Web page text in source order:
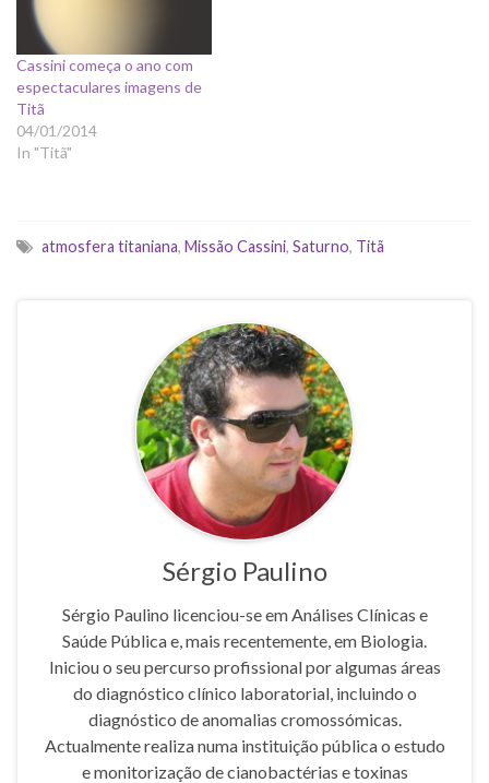
Cassini começa o ano com
espectaculares imagens de
Titã
04/01/2014
In "Titã"
atmosfera titaniana, Missão Cassini, Saturno, Titã
Sérgio Paulino
Sérgio Paulino licenciou-se em Análises Clínicas e
Saúde Pública e, mais recentemente, em Biologia.
Iniciou o seu percurso profissional por algumas áreas
do diagnóstico clínico laboratorial, incluindo o
diagnóstico de anomalias cromossómicas.
Actualmente realiza numa instituição pública o estudo
e monitorização de cianobactérias e toxinas